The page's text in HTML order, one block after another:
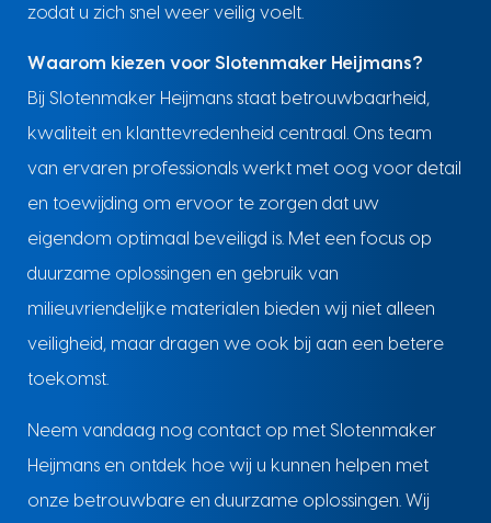
zodat u zich snel weer veilig voelt.
Waarom kiezen voor Slotenmaker Heijmans?
Bij Slotenmaker Heijmans staat betrouwbaarheid,
kwaliteit en klanttevredenheid centraal. Ons team
van ervaren professionals werkt met oog voor detail
en toewijding om ervoor te zorgen dat uw
eigendom optimaal beveiligd is. Met een focus op
duurzame oplossingen en gebruik van
milieuvriendelijke materialen bieden wij niet alleen
veiligheid, maar dragen we ook bij aan een betere
toekomst.
Neem vandaag nog contact op met Slotenmaker
Heijmans en ontdek hoe wij u kunnen helpen met
onze betrouwbare en duurzame oplossingen. Wij